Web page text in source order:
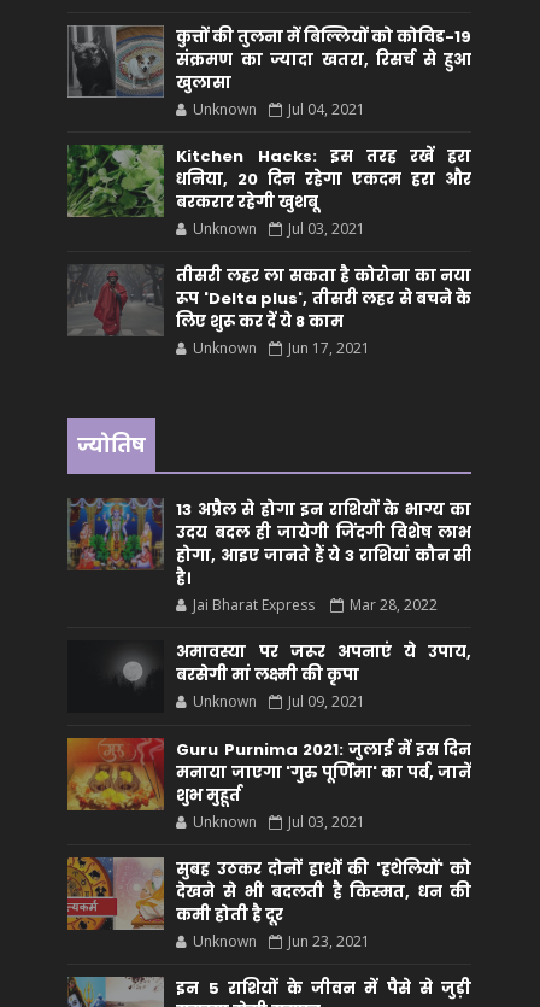
कुत्तों की तुलना में बिल्लियों को कोविड-19
संक्रमण का ज्यादा खतरा, रिसर्च से हुआ
खुलासा
Unknown Jul 04, 2021
Kitchen Hacks: इस तरह रखें हरा
धनिया, 20 दिन रहेगा एकदम हरा और
बरकरार रहेगी खुशबू
Unknown Jul 03, 2021
तीसरी लहर ला सकता है कोरोना का नया
रूप 'Delta plus', तीसरी लहर से बचने के
लिए शुरू कर दें ये 8 काम
Unknown Jun 17, 2021
ज्योतिष
13 अप्रैल से होगा इन राशियों के भाग्य का
उदय बदल ही जायेगी जिंदगी विशेष लाभ
होगा, आइए जानते हैं ये 3 राशियां कौन सीं
है।
Jai Bharat Express Mar 28, 2022
अमावस्या पर जरूर अपनाएं ये उपाय,
बरसेगी मां लक्ष्मी की कृपा
Unknown Jul 09, 2021
Guru Purnima 2021: जुलाई में इस दिन
मनाया जाएगा 'गुरु पूर्णिमा' का पर्व, जानें
शुभ मुहूर्त
Unknown Jul 03, 2021
सुबह उठकर दोनों हाथों की 'हथेलियों' को
देखने से भी बदलती है किस्मत, धन की
कमी होती है दूर
Unknown Jun 23, 2021
इन 5 राशियों के जीवन में पैसे से जुड़ी